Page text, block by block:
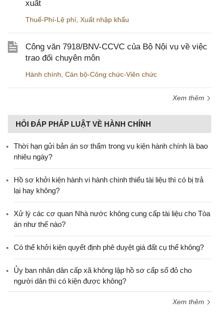
xuất
Thuế-Phí-Lệ phí Xuất nhập khẩu
Công văn 7918/BNV-CCVC của Bộ Nội vụ về việc
trao đổi chuyên môn
Hành chính Cán bộ-Công chức-Viên chức
Xem thêm
HỎI ĐÁP PHÁP LUẬT VỀ HÀNH CHÍNH
Thời hạn gửi bản án sơ thẩm trong vụ kiện hành chính là bao
nhiêu ngày?
Hồ sơ khởi kiện hành vi hành chính thiếu tài liệu thì có bị trả
lại hay không?
Xử lý các cơ quan Nhà nước không cung cấp tài liệu cho Tòa
án như thế nào?
Có thể khởi kiện quyết định phê duyệt giá đất cụ thể không?
Ủy ban nhân dân cấp xã không lập hồ sơ cấp sổ đỏ cho
người dân thì có kiện được không?
Xem thêm